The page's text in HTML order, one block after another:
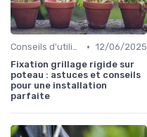
Conseils d'utilisation • 12/06/2025
Fixation grillage rigide sur
poteau : astuces et conseils
pour une installation
parfaite